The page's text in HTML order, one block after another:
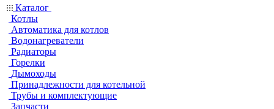
Каталог
Котлы
Автоматика для котлов
Водонагреватели
Радиаторы
Горелки
Дымоходы
Принадлежности для котельной
Трубы и комплектующие
Запчасти